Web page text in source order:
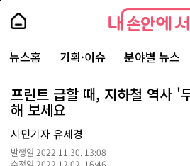
본
로
가
내
손
안
에
서
울
-
서
울
시
대
표
소
내
손
에
울
주
요
서
뉴스홈 기획·이슈 분야별 뉴스
프린트 급할 때, 지하철 역사 '
해 보세요
시민기자 유세경
발행일 2022.11.30. 13:08
페
상
단
로